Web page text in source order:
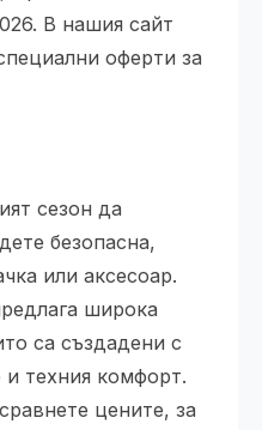
В нашия сайт
оферти за
сезон да
безопасна,
или аксесоар.
широка
са създадени с
техния комфорт.
цените, за